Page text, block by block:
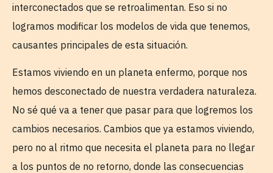
interconectados que se retroalimentan. Eso si no
logramos modificar los modelos de vida que tenemos,
causantes principales de esta situación.
Estamos viviendo en un planeta enfermo, porque nos
hemos desconectado de nuestra verdadera naturaleza.
No sé qué va a tener que pasar para que logremos los
cambios necesarios. Cambios que ya estamos viviendo,
pero no al ritmo que necesita el planeta para no llegar
a los puntos de no retorno, donde las consecuencias